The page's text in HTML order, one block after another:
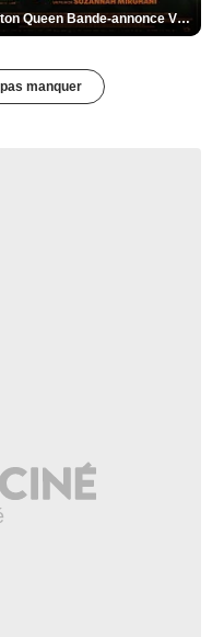
Cotton Queen Bande-annonce VO STFR
manquer